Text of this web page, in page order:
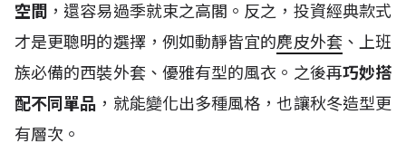
空間 ，還容易過季就束之高閣。反之，投資經典款式
才是更聰明的選擇，例如動靜皆宜的麂皮外套、上班
族必備的西裝外套、優雅有型的風衣。之後再巧妙搭
配不同單品 ，就能變化出多種風格，也讓秋冬造型更
有層次。